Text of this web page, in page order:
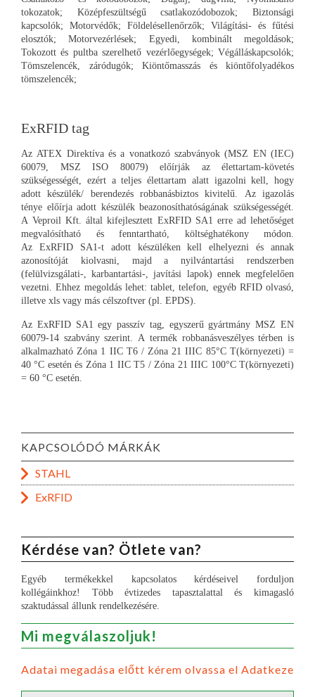
KAPCSOLÓDÓ MÁRKÁK
STAHL
ExRFID
tokozatok; Középfeszültségű csatlakozódobozok; Biztonsági
kapcsolók; Motorvédők; Földelésellenőrzők; Világítási- és fűtési
elosztók; Motorvezérlések; Egyedi, kombinált megoldások;
Tokozott és pultba szerelhető vezérlőegységek; Végálláskapcsolók;
Tömszelencék, záródugók; Kiöntőmasszás és kiöntőfolyadékos
tömszelencék;
ExRFID tag
Az ATEX Direktíva és a vonatkozó szabványok (MSZ EN (IEC)
60079, MSZ ISO 80079) előírják az élettartam-követés
szükségességét, ezért a teljes élettartam alatt igazolni kell, hogy
adott készülék/ berendezés robbanásbiztos kivitelű. Az igazolás
ténye előírja adott készülék beazonosíthatóságának szükségességét.
A Veproil Kft. által kifejlesztett ExRFID SA1 erre ad lehetőséget
megvalósítható és fenntartható, költséghatékony módon.
Az ExRFID SA1-t adott készüléken kell elhelyezni és annak
azonosítóját kiolvasni, majd a nyilvántartási rendszerben
(felülvizsgálati-, karbantartási-, javítási lapok) ennek megfelelően
vezetni. Ehhez megoldás lehet: tablet, telefon, egyéb RFID olvasó,
illetve xls vagy más célszoftver (pl. EPDS).
Az ExRFID SA1 egy passzív tag, egyszerű gyártmány MSZ EN
60079-14 szabvány szerint. A termék robbanásveszélyes térben is
alkalmazható Zóna 1 IIC T6 / Zóna 21 IIIC 85°C T(környezeti) =
40 °C esetén és Zóna 1 IIC T5 / Zóna 21 IIIC 100°C T(környezeti)
= 60 °C esetén.
Kérdése van? Ötlete van?
Egyéb termékekkel kapcsolatos kérdéseivel forduljon
kollégáinkhoz! Több évtizedes tapasztalattal és kimagasló
szaktudással állunk rendelkezésére.
Mi megválaszoljuk!
Adatai megadása előtt kérem olvassa el